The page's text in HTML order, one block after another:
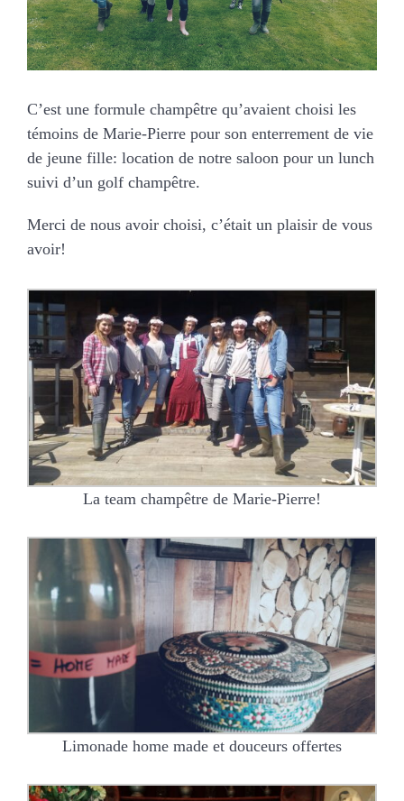
NOS ACTIVITES
CONTACT
CGV
C’est une formule champêtre qu’avaient choisi les
témoins de Marie-Pierre pour son enterrement de vie
de jeune fille: location de notre saloon pour un lunch
suivi d’un golf champêtre.
Merci de nous avoir choisi, c’était un plaisir de vous
avoir!
La team champêtre de Marie-Pierre!
Limonade home made et douceurs offertes